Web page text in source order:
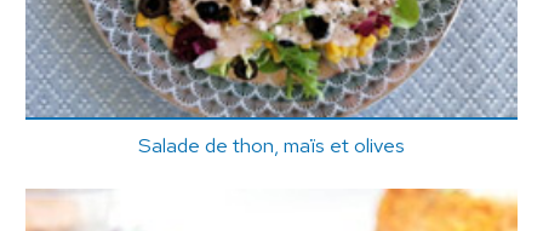
Salade de thon, maïs et olives